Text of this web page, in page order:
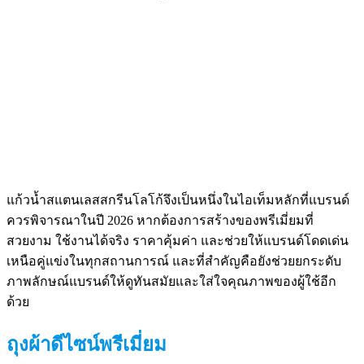
แก้วน้ำสแตนเลสสกรีนโลโก้จึงเป็นหนึ่งในไอเท็มหลักที่แบรนด์
ควรพิจารณาในปี 2026 หากต้องการสร้างของพรีเมี่ยมที่
สวยงาม ใช้งานได้จริง ราคาคุ้มค่า และช่วยให้แบรนด์โดดเด่น
เหนือคู่แข่งในทุกสถานการณ์ และที่สำคัญคือยังช่วยยกระดับ
ภาพลักษณ์แบรนด์ให้ดูทันสมัยและใส่ใจคุณภาพของผู้ใช้อีก
ด้วย
ถุงผ้าดีไซน์พรีเมี่ยม